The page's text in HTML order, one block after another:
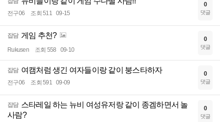
전구06 조회 511 09-15
0
댓글
잡담 게임 추천?
Rukusen 조회 558 09-10
0
댓글
잡담 여캠처럼 생긴 여자들이랑 같이 붕스타하자
전구06 조회 591 09-09
0
댓글
잡담 스타레일 하는 뉴비 여성유저랑 같이 종겜하면서 놀
사람?
0
댓글